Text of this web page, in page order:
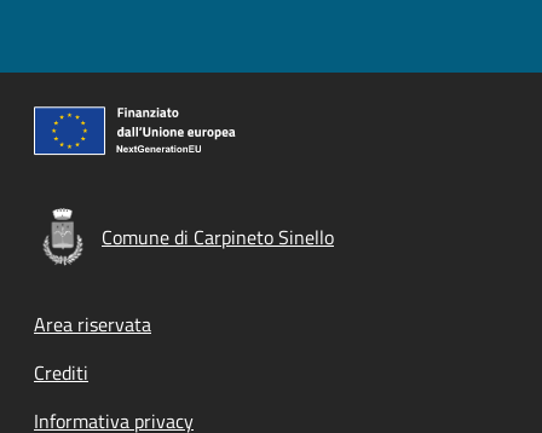
Comune di Carpineto Sinello
Footer menu
Area riservata
Crediti
Informativa privacy